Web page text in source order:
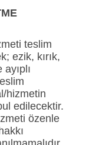
teslim
ezik, kırık,
hizmetin
edilecektir.
özenle